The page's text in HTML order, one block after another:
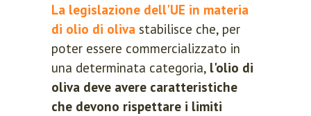
La legislazione dell'UE in materia
di olio di oliva stabilisce che, per
poter essere commercializzato in
una determinata categoria, l'olio di
oliva deve avere caratteristiche
che devono rispettare i limiti